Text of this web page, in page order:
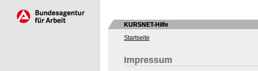
KURSNET-Hilfe
Startseite
Impressum